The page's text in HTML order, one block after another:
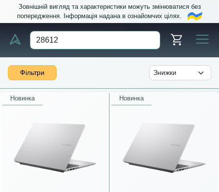
Зовнішній вигляд та характеристики можуть змінюватися без
попередження. Інформація надана в ознайомчих цілях.
Фільтри
Новинка Новинка